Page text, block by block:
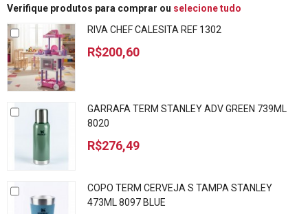
Verifique produtos para comprar ou selecione tudo
RIVA CHEF CALESITA REF 1302
R$200,60
GARRAFA TERM STANLEY ADV GREEN 739ML
8020
R$276,49
COPO TERM CERVEJA S TAMPA STANLEY
473ML 8097 BLUE